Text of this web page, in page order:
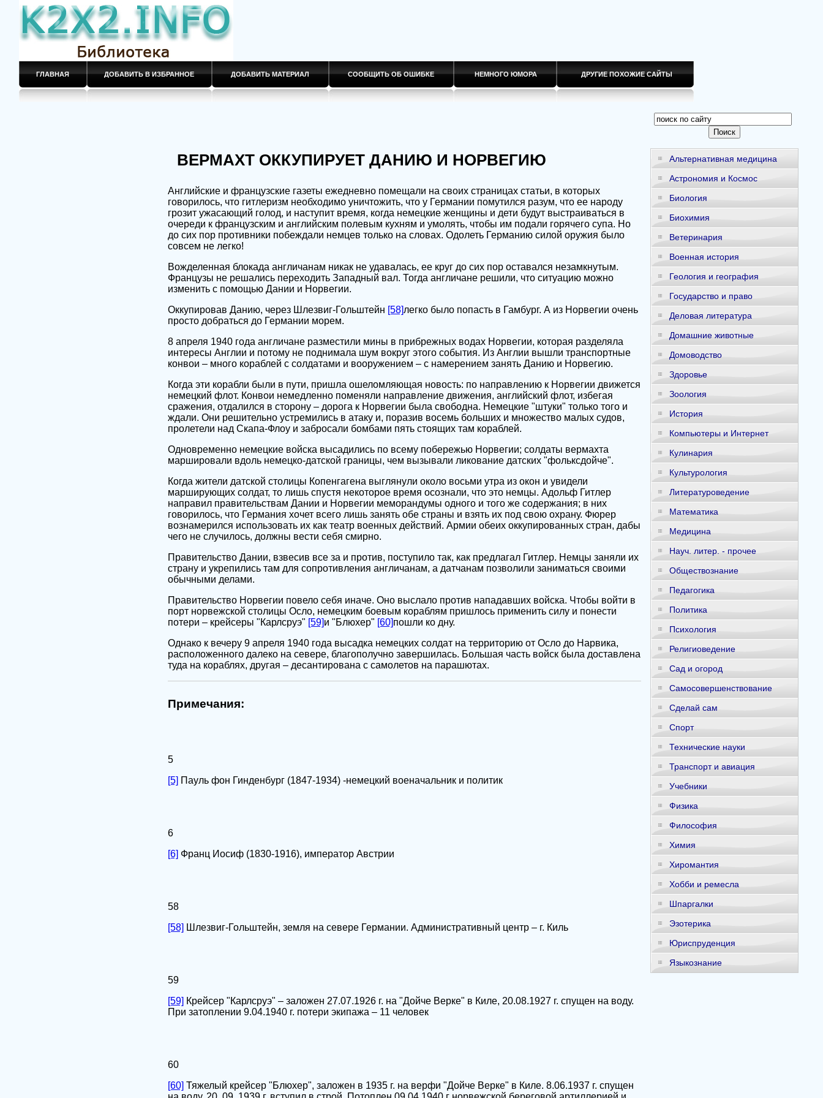
ГЛАВНАЯ ДОБАВИТЬ В ИЗБРАННОЕ ДОБАВИТЬ МАТЕРИАЛ СООБЩИТЬ ОБ ОШИБКЕ НЕМНОГО ЮМОРА ДРУГИЕ ПОХОЖИЕ САЙТЫ
ВЕРМАХТ ОККУПИРУЕТ ДАНИЮ И НОРВЕГИЮ
Английские и французские газеты ежедневно помещали на своих страницах статьи, в которых
говорилось, что гитлеризм необходимо уничтожить, что у Германии помутился разум, что ее народу
грозит ужасающий голод, и наступит время, когда немецкие женщины и дети будут выстраиваться в
очереди к французским и английским полевым кухням и умолять, чтобы им подали горячего супа. Но
до сих пор противники побеждали немцев только на словах. Одолеть Германию силой оружия было
совсем не легко!
Вожделенная блокада англичанам никак не удавалась, ее круг до сих пор оставался незамкнутым.
Французы не решались переходить Западный вал. Тогда англичане решили, что ситуацию можно
изменить с помощью Дании и Норвегии.
Оккупировав Данию, через Шлезвиг-Гольштейн [58]легко было попасть в Гамбург. А из Норвегии очень
просто добраться до Германии морем.
8 апреля 1940 года англичане разместили мины в прибрежных водах Норвегии, которая разделяла
интересы Англии и потому не поднимала шум вокруг этого события. Из Англии вышли транспортные
конвои – много кораблей с солдатами и вооружением – с намерением занять Данию и Норвегию.
Когда эти корабли были в пути, пришла ошеломляющая новость: по направлению к Норвегии движется
немецкий флот. Конвои немедленно поменяли направление движения, английский флот, избегая
сражения, отдалился в сторону – дорога к Норвегии была свободна. Немецкие "штуки" только того и
ждали. Они решительно устремились в атаку и, поразив восемь больших и множество малых судов,
пролетели над Скапа-Флоу и забросали бомбами пять стоящих там кораблей.
Одновременно немецкие войска высадились по всему побережью Норвегии; солдаты вермахта
маршировали вдоль немецко-датской границы, чем вызывали ликование датских "фольксдойче".
Когда жители датской столицы Копенгагена выглянули около восьми утра из окон и увидели
марширующих солдат, то лишь спустя некоторое время осознали, что это немцы. Адольф Гитлер
направил правительствам Дании и Норвегии меморандумы одного и того же содержания; в них
говорилось, что Германия хочет всего лишь занять обе страны и взять их под свою охрану. Фюрер
вознамерился использовать их как театр военных действий. Армии обеих оккупированных стран, дабы
чего не случилось, должны вести себя смирно.
Правительство Дании, взвесив все за и против, поступило так, как предлагал Гитлер. Немцы заняли их
страну и укрепились там для сопротивления англичанам, а датчанам позволили заниматься своими
обычными делами.
Правительство Норвегии повело себя иначе. Оно выслало против нападавших войска. Чтобы войти в
порт норвежской столицы Осло, немецким боевым кораблям пришлось применить силу и понести
потери – крейсеры "Карлсруэ" [59]и "Блюхер" [60]пошли ко дну.
Однако к вечеру 9 апреля 1940 года высадка немецких солдат на территорию от Осло до Нарвика,
расположенного далеко на севере, благополучно завершилась. Большая часть войск была доставлена
туда на кораблях, другая – десантирована с самолетов на парашютах.
Примечания:
5
[5] Пауль фон Гинденбург (1847-1934) -немецкий военачальник и политик
6
[6] Франц Иосиф (1830-1916), император Австрии
58
[58] Шлезвиг-Гольштейн, земля на севере Германии. Административный центр – г. Киль
59
[59] Крейсер "Карлсруэ" – заложен 27.07.1926 г. на "Дойче Верке" в Киле, 20.08.1927 г. спущен на воду.
При затоплении 9.04.1940 г. потери экипажа – 11 человек
60
[60] Тяжелый крейсер "Блюхер", заложен в 1935 г. на верфи "Дойче Верке" в Киле. 8.06.1937 г. спущен
Альтернативная медицина
Астрономия и Космос
Биология
Биохимия
Ветеринария
Военная история
Геология и география
Государство и право
Деловая литература
Домашние животные
Домоводство
Здоровье
Зоология
История
Компьютеры и Интернет
Кулинария
Культурология
Литературоведение
Математика
Медицина
Науч. литер. - прочее
Обществознание
Педагогика
Политика
Психология
Религиоведение
Сад и огород
Самосовершенствование
Сделай сам
Спорт
Технические науки
Транспорт и авиация
Учебники
Физика
Философия
Химия
Хиромантия
Хобби и ремесла
Шпаргалки
Эзотерика
Юриспруденция
Языкознание